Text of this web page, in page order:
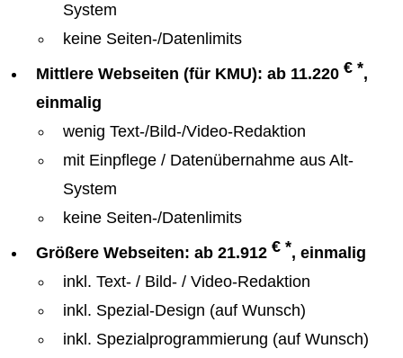
System
keine Seiten-/Datenlimits
Mittlere Webseiten (für KMU): ab 11.220 € *,
einmalig
wenig Text-/Bild-/Video-Redaktion
mit Einpflege / Datenübernahme aus Alt-
System
keine Seiten-/Datenlimits
Größere Webseiten: ab 21.912 € *, einmalig
inkl. Text- / Bild- / Video-Redaktion
inkl. Spezial-Design (auf Wunsch)
inkl. Spezialprogrammierung (auf Wunsch)